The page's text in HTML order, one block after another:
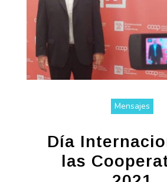
Mensajes
Día
las